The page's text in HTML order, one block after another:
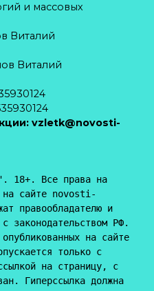
и массовых
Виталий
Виталий
vzletk@novosti-
18+. Все права на
на сайте novosti-
правообладателю и
законодательством РФ.
на сайте
только с
на страницу, с
Гиперссылка должна